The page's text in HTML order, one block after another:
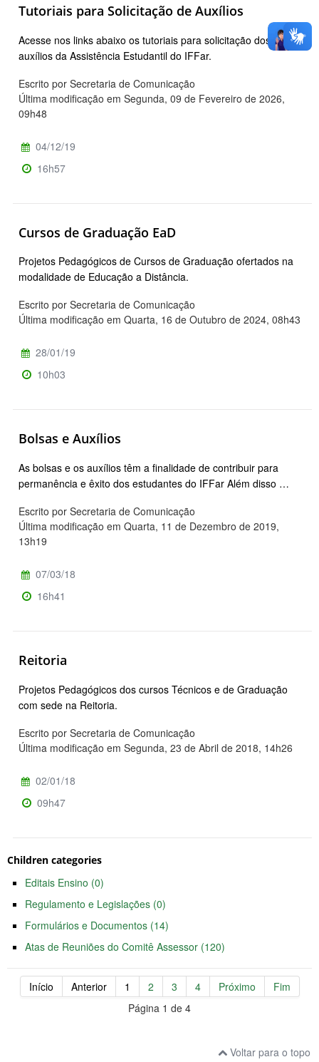
Tutoriais para Solicitação de Auxílios
Acesse nos links abaixo os tutoriais para solicitação dos
auxílios da Assistência Estudantil do IFFar.
Escrito por Secretaria de Comunicação
Última modificação em Segunda, 09 de Fevereiro de 2026,
09h48
04/12/19
16h57
Cursos de Graduação EaD
Projetos Pedagógicos de Cursos de Graduação ofertados na
modalidade de Educação a Distância.
Escrito por Secretaria de Comunicação
Última modificação em Quarta, 16 de Outubro de 2024, 08h43
28/01/19
10h03
Bolsas e Auxílios
As bolsas e os auxílios têm a finalidade de contribuir para
permanência e êxito dos estudantes do IFFar Além disso …
Escrito por Secretaria de Comunicação
Última modificação em Quarta, 11 de Dezembro de 2019,
13h19
07/03/18
16h41
Reitoria
Projetos Pedagógicos dos cursos Técnicos e de Graduação
com sede na Reitoria.
Escrito por Secretaria de Comunicação
Última modificação em Segunda, 23 de Abril de 2018, 14h26
02/01/18
09h47
Children categories
Editais Ensino (0)
Regulamento e Legislações (0)
Formulários e Documentos (14)
Atas de Reuniões do Comitê Assessor (120)
Início Anterior 1 2 3 4 Próximo
Fim
Página 1 de 4
Voltar para o topo